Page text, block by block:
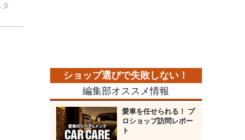
編集部オススメ情報
愛車を任せられる！ プ
ロショップ訪問レポー
ト